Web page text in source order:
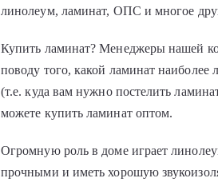
линолеум, ламинат, ОПС и многое
Купить ламинат? Менеджеры нашей
поводу того, какой ламинат наиболее
(т.е. куда вам нужно постелить
можете купить ламинат оптом.
Огромную роль в доме играет
прочными и иметь хорошую